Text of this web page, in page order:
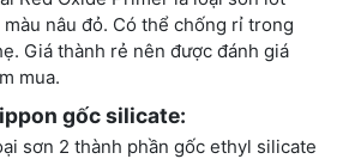
nâu đỏ. Có thể chống rỉ trong
Giá thành rẻ nên được đánh giá
mua.
gốc silicate:
sơn 2 thành phần gốc ethyl silicate